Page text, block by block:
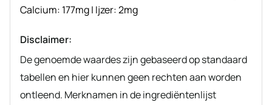
Calcium: 177mg| Ijzer:2mg
Disclaimer:
De genoemde waardes zijn gebaseerd op standaard
tabellen en hier kunnen geen rechten aan worden
ontleend. Merknamen in de ingrediëntenlijst